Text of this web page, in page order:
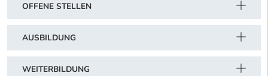
OFFENE STELLEN
AUSBILDUNG
WEITERBILDUNG